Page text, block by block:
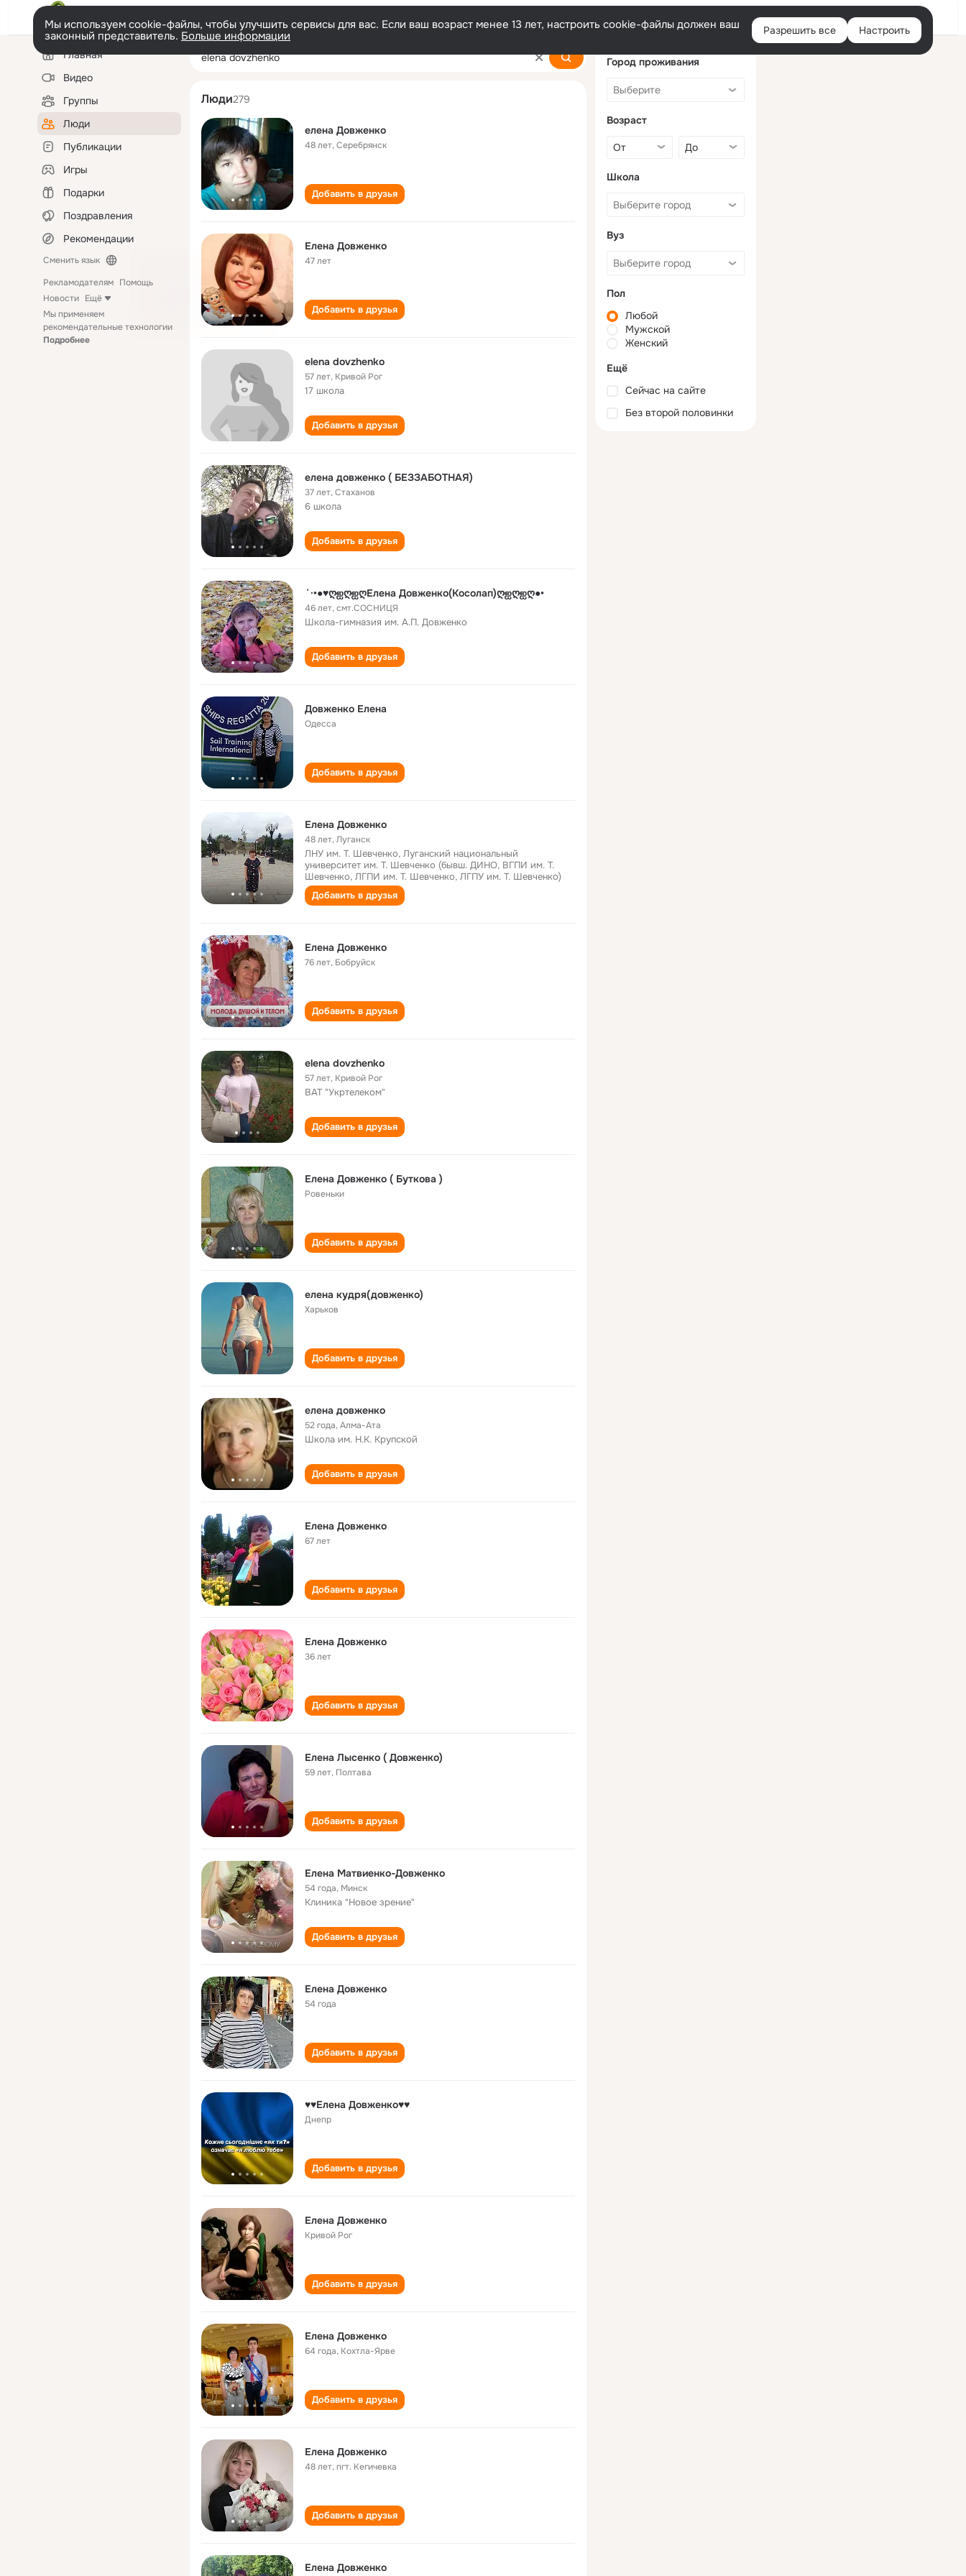
Войти
Мы используем cookie-файлы, чтобы улучшить сервисы для вас. Если ваш возраст менее 13 лет, настроить cookie-файлы должен ваш
законный представитель. Больше информации Разрешить все Настроить
Левая
колонкаГлавная
Видео
Группы
Люди
Публикации
Игры
Подарки
Поздравления
Рекомендации
Сменить язык
Рекламодателям Помощь
Новости Ещё
Мы применяем
рекомендательные технологии
Подробнее
elena dovzhenko
Люди279
елена Довженко
48 лет,Серебрянск
Добавить в друзья
Елена Довженко
47 лет
Добавить в друзья
elena dovzhenko
57 лет, Кривой Рог
17 школа
Добавить в друзья
елена довженко ( БЕЗЗАБОТНАЯ)
37 лет,Стаханов
6 школа
Добавить в друзья
˙·•●♥ღஐღஐღЕлена Довженко(Косолап)ღஐღஐღ●•
46 лет,смт.СОСНИЦЯ
Школа-гимназия им. А.П. Довженко
Добавить в друзья
Довженко Елена
Одесса
Добавить в друзья
Елена Довженко
48 лет,Луганск
ЛНУ им. Т. Шевченко, Луганский национальный
университет им. Т. Шевченко (бывш. ДИНО, ВГПИ им. Т.
Шевченко, ЛГПИ им. Т. Шевченко, ЛГПУ им. Т. Шевченко)
Добавить в друзья
Елена Довженко
76 лет, Бобруйск
Добавить в друзья
elena dovzhenko
57 лет, Кривой Рог
ВАТ "Укртелеком"
Добавить в друзья
Елена Довженко ( Буткова )
Ровеньки
Добавить в друзья
елена кудря(довженко)
Харьков
Добавить в друзья
елена довженко
52 года,Алма-Ата
Школа им. Н.К. Крупской
Добавить в друзья
Елена Довженко
67 лет
Добавить в друзья
Елена Довженко
36 лет
Добавить в друзья
Елена Лысенко ( Довженко)
59 лет, Полтава
Добавить в друзья
Елена Матвиенко-Довженко
54 года, Минск
Клиника "Новое зрение"
Добавить в друзья
Елена Довженко
54 года
Добавить в друзья
♥♥Елена Довженко♥♥
Днепр
Добавить в друзья
Елена Довженко
Кривой Рог
Добавить в друзья
Елена Довженко
64 года, Кохтла-Ярве
Добавить в друзья
Елена Довженко
48 лет,пгт. Кегичевка
Добавить в друзья
Елена Довженко
Город проживания
Возраст
Школа
Вуз
Пол
Любой
Мужской
Женский
Ещё
Сейчас на сайте
Без второй половинки